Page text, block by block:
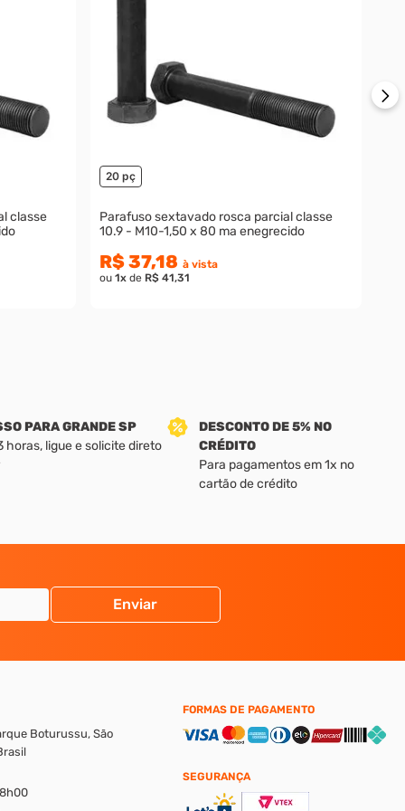
classe
20 pç
Parafuso sextavado rosca parcial classe
10.9 - M10-1,50 x 80 ma enegrecido
R$ 37,18 à vista
ou 1xde R$ 41,31
PARA GRANDE SP
horas, ligue e solicite direto
DESCONTO DE 5% NO
CRÉDITO
Para pagamentos em 1x no
cartão de crédito
Enviar
Boturussu, São
FORMAS DE PAGAMENTO
SEGURANÇA